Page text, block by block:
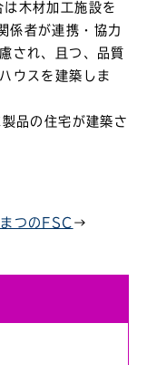
木材加工施設を
係者が連携・協力
され、且つ、品質
ウスを建築しま
品の住宅が建築さ
つのFSC →